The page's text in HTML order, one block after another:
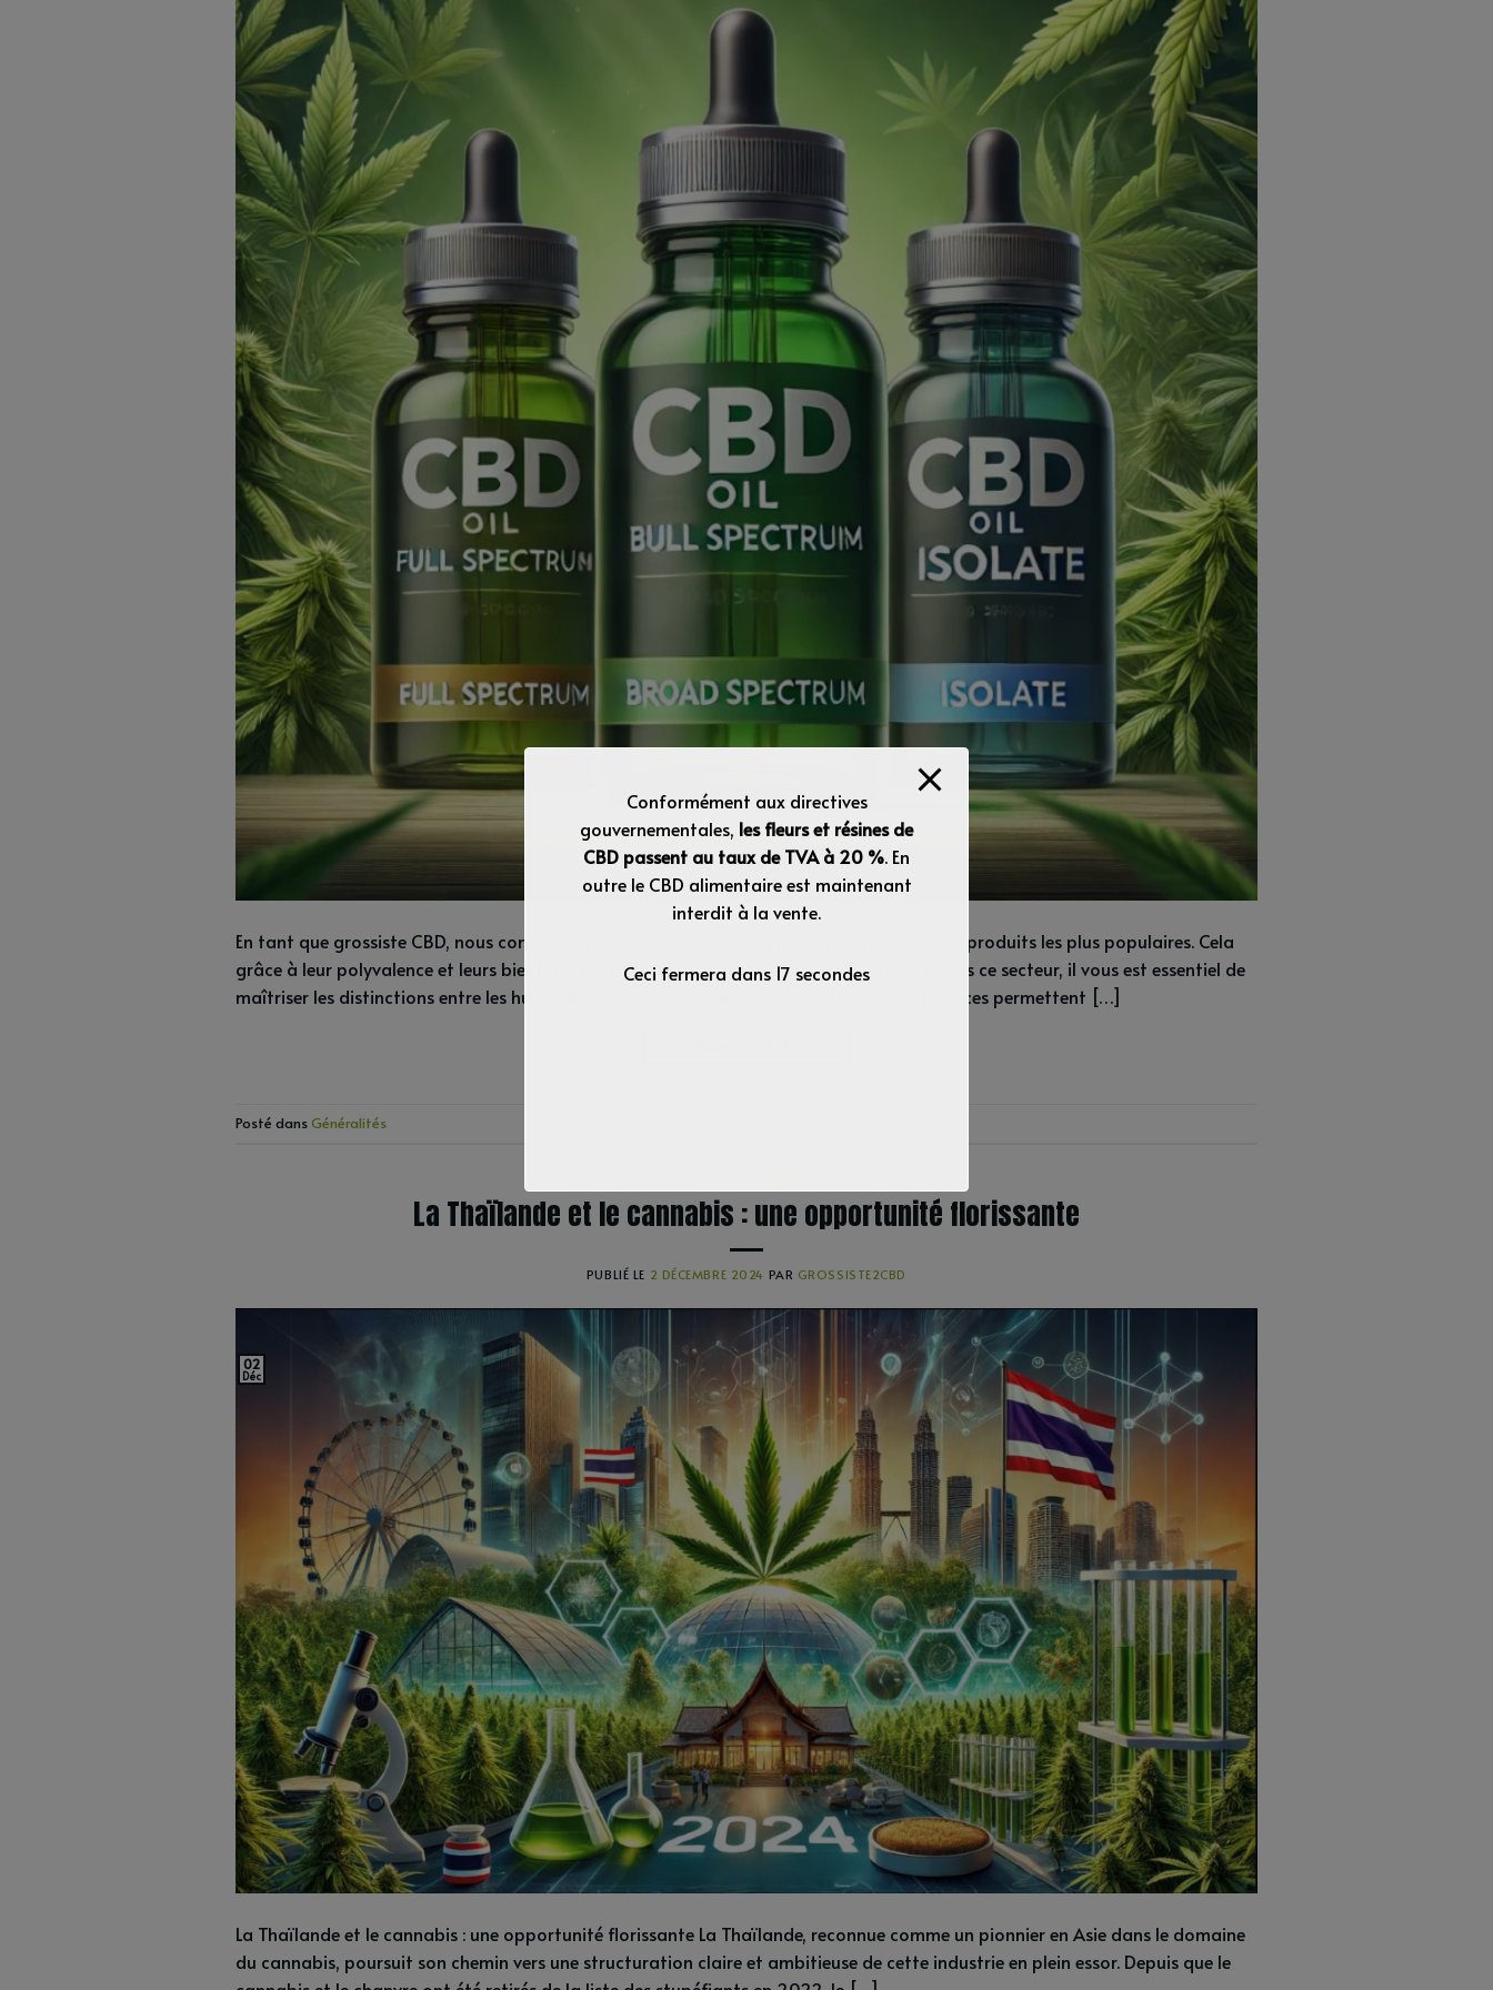
En tant que grossiste CBD, nous constatons que les huiles CBD s’imposent comme l’un des produits les plus populaires. Cela
grâce à leur polyvalence et leurs bienfaits potentiels. Entreprise ou futur entrepreneur dans ce secteur, il vous est essentiel de
maîtriser les distinctions entre les huiles Full Spectrum, Broad Spectrum et Isolat. Ces nuances permettent […]
Posté dansGénéralités
La Thaïlande et le cannabis : une opportunité florissante
PUBLIÉ LE 2 DÉCEMBRE 2024 PAR GROSSISTE2CBD
02
Déc
La Thaïlande et le cannabis : une opportunité florissante La Thaïlande, reconnue comme un pionnier en Asie dans le domaine
du cannabis, poursuit son chemin vers une structuration claire et ambitieuse de cette industrie en plein essor. Depuis que le
Conformément aux directives
gouvernementales, les fleurs et résines de
CBD passent au taux de TVA à 20 %. En
outre le CBD alimentaire est maintenant
interdit à la vente.
Ceci fermera dans 16 secondes